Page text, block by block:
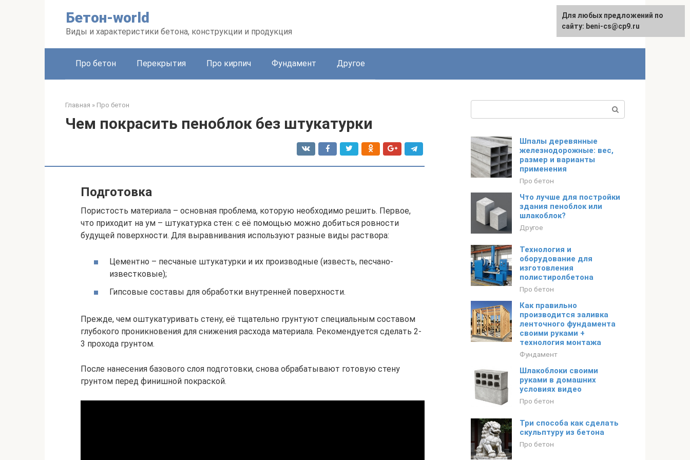
Бетон-world
Виды и характеристики бетона, конструкции и продукция
English
Про бетон Перекрытия Про кирпич Фундамент Другое
Главная » Про бетон
Чем покрасить пеноблок без штукатурки
Подготовка
Пористость материала – основная проблема, которую необходимо решить. Первое,
что приходит на ум – штукатурка стен: с её помощью можно добиться ровности
будущей поверхности. Для выравнивания используют разные виды раствора:
Цементно – песчаные штукатурки и их производные (известь, песчано-
известковые);
Гипсовые составы для обработки внутренней поверхности.
Прежде, чем оштукатуривать стену, её тщательно грунтуют специальным составом
глубокого проникновения для снижения расхода материала. Рекомендуется сделать 2-
3 прохода грунтом.
После нанесения базового слоя подготовки, снова обрабатывают готовую стену
грунтом перед финишной покраской.
Шпалы деревянные
железнодорожные: вес,
размер и варианты
применения
Про бетон
Что лучше для постройки
здания пеноблок или
шлакоблок?
Другое
Технология и
оборудование для
изготовления
полистиролбетона
Про бетон
Как правильно
производится заливка
ленточного фундамента
своими руками +
технология монтажа
Фундамент
Шлакоблоки своими
руками в домашних
условиях видео
Про бетон
Три способа как сделать
скульптуру из бетона
Про бетон
Для любых предложений по
сайту: beni-cs@cp9.ru